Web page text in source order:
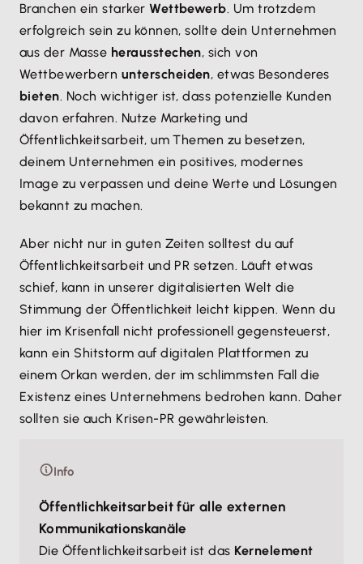
Branchen ein starkerWettbewerb. Um trotzdem
erfolgreich sein zu können, sollte dein Unternehmen
aus der Masse herausstechen, sich von
Wettbewerbern unterscheiden, etwas Besonderes
bieten. Noch wichtiger ist, dass potenzielle Kunden
davon erfahren. Nutze Marketing und
Öffentlichkeitsarbeit, um Themen zu besetzen,
deinem Unternehmen ein positives, modernes
Image zu verpassen und deine Werte und Lösungen
bekannt zu machen.
Aber nicht nur in guten Zeiten solltest du auf
Öffentlichkeitsarbeit und PR setzen. Läuft etwas
schief, kann in unserer digitalisierten Welt die
Stimmung der Öffentlichkeit leicht kippen. Wenn du
hier im Krisenfall nicht professionell gegensteuerst,
kann ein Shitstorm auf digitalen Plattformen zu
einem Orkan werden, der im schlimmsten Fall die
Existenz eines Unternehmens bedrohen kann. Daher
sollten sie auch Krisen-PR gewährleisten.
Info
Öffentlichkeitsarbeit für alle externen
Kommunikationskanäle
Die Öffentlichkeitsarbeit ist das Kernelement